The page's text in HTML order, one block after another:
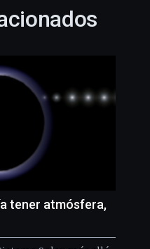
tener atmósfera,